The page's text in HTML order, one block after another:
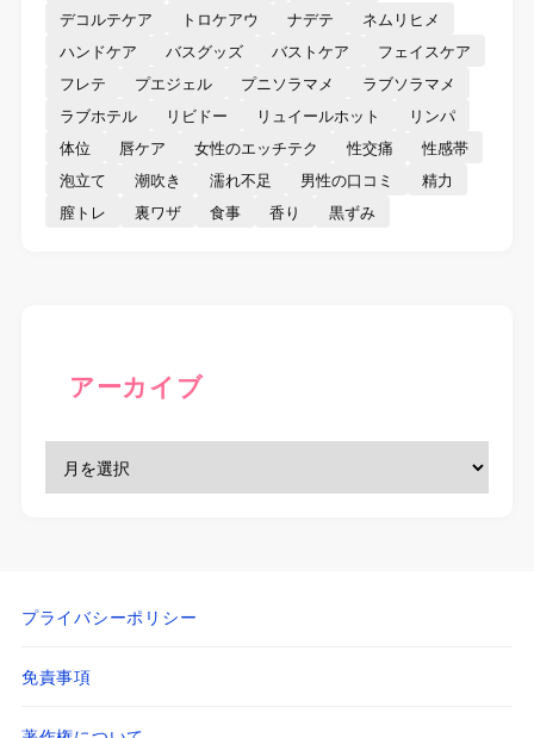
デコルテケア
トロケアウ ナデテ
ネムリヒメ
ハンドケア
バスグッズ バストケア
フェイスケア
フレテ
プエジェル プニソラマメ
ラブソラマメ
ラブホテル
リビドー リュイールホット
リンパ
体位
唇ケア 女性のエッチテク 性交痛
性感帯
泡立て
潮吹き 濡れ不足 男性の口コミ
精力
膣トレ
裏ワザ 食事 香り 黒ずみ
アーカイブ
プライバシーポリシー
免責事項